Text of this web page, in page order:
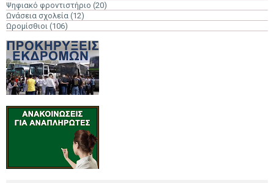
Ψηφιακό φροντιστήριο (20)
Ωνάσεια σχολεία (12)
Ωρομίσθιοι (106)